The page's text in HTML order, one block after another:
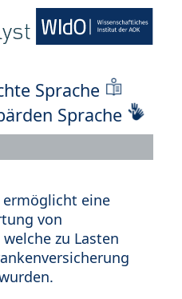
Sprache
Sprache
ermöglicht eine
von
zu Lasten